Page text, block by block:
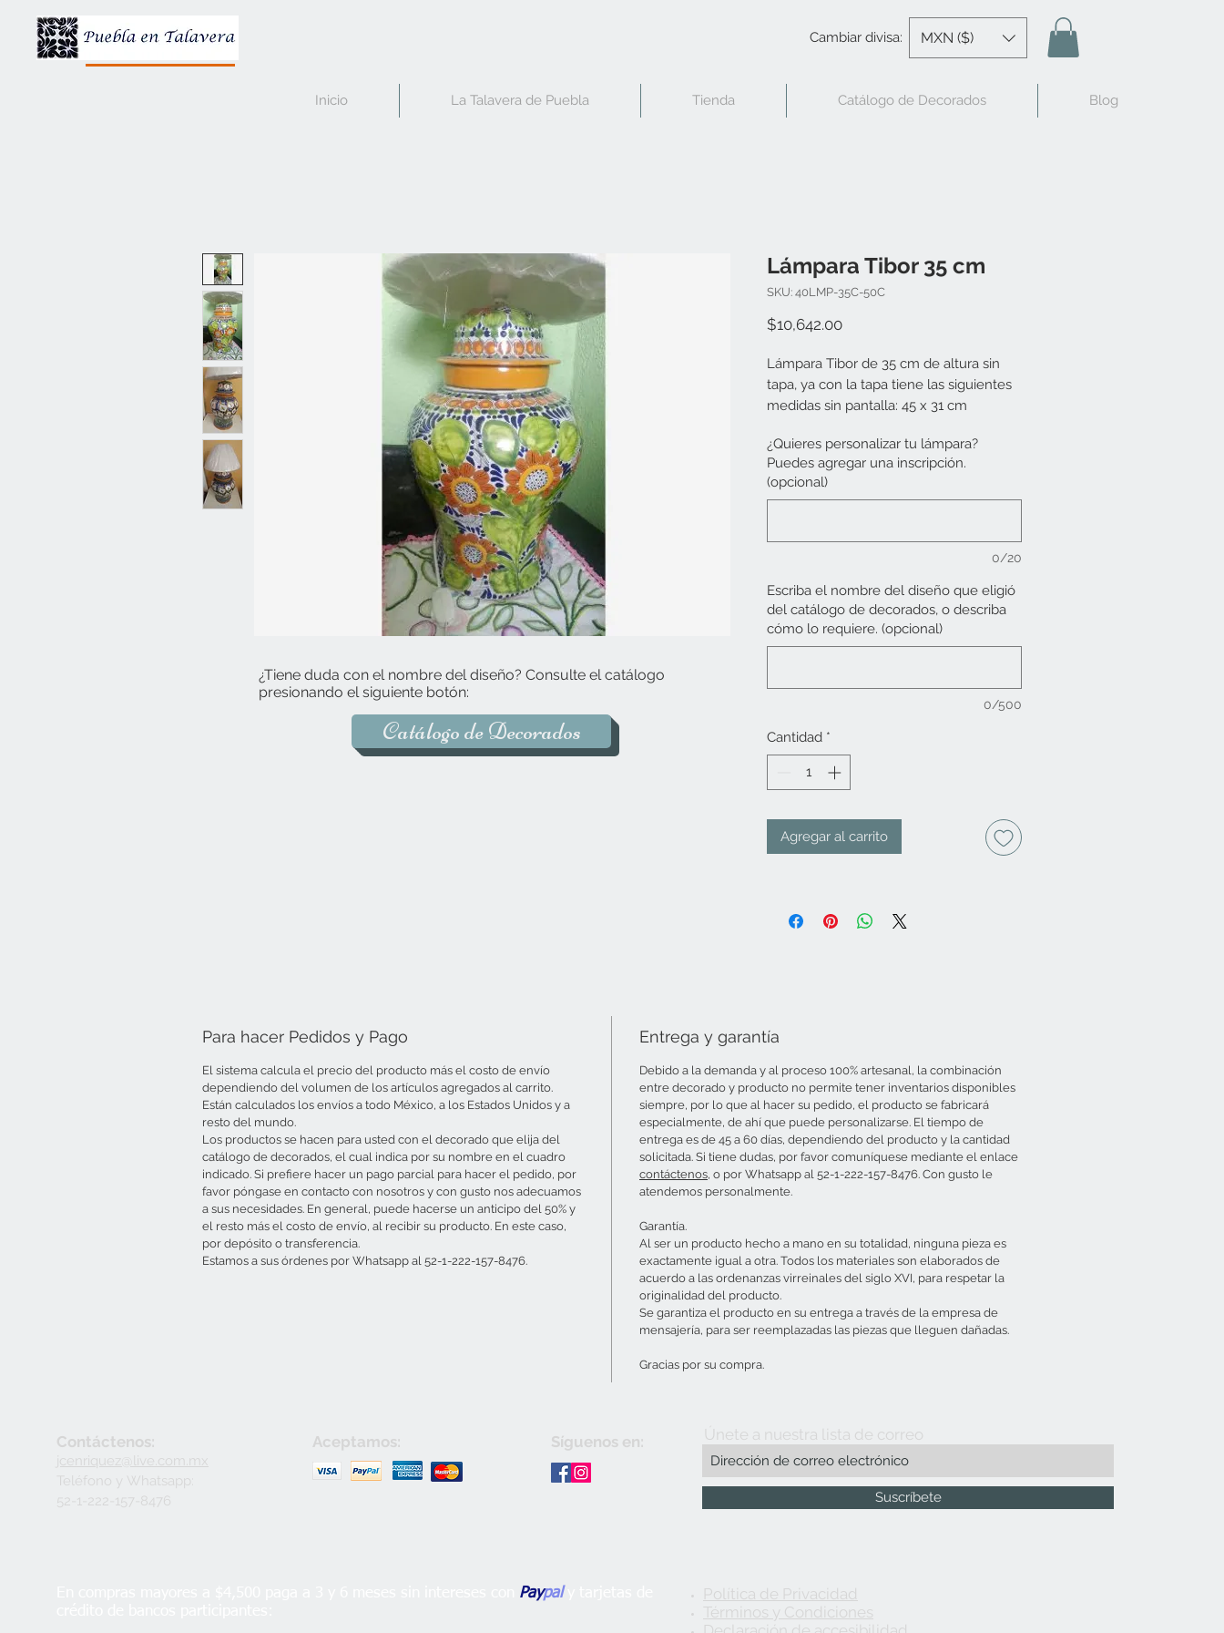
Cambiar divisa: MXN ($)
Inicio La Talavera de Puebla Tienda Catálogo de Decorados Blog
Lámpara Tibor 35 cm
SKU: 40LMP-35C-50C
$10,642.00Precio
Lámpara Tibor de 35 cm de altura sin
tapa, ya con la tapa tiene las siguientes
medidas sin pantalla: 45 x 31 cm
Tiempo de elaboración desde 60 días.
¿Quieres personalizar tu lámpara?
Puedes agregar una inscripción.
(opcional)
0/20
Escriba el nombre del diseño que eligió
del catálogo de decorados, o describa
cómo lo requiere. (opcional)
0/500
Cantidad *
Agregar al carrito
Para hacer Pedidos y Pago
El sistema calcula el precio del producto más el costo de envío
dependiendo del volumen de los artículos agregados al carrito.
Están calculados los envíos a todo México, a los Estados Unidos y a
resto del mundo.
Los productos se hacen para usted con el decorado que elija del
catálogo de decorados, el cual indica por su nombre en el cuadro
indicado. Si prefiere hacer un pago parcial para hacer el pedido, por
favor póngase en contacto con nosotros y con gusto nos adecuamos
a sus necesidades. En general, puede hacerse un anticipo del 50% y
el resto más el costo de envío, al recibir su producto. En este caso,
por depósito o transferencia.
Estamos a sus órdenes por Whatsapp al 52-1-222-157-8476.
Entrega y garantía
Debido a la demanda y al proceso 100% artesanal, la combinación
entre decorado y producto no permite tener inventarios disponibles
siempre, por lo que al hacer su pedido, el producto se fabricará
especialmente, de ahí que puede personalizarse. El tiempo de
entrega es de 45 a 60 días, dependiendo del producto y la cantidad
solicitada. Si tiene dudas, por favor comuníquese mediante el enlace
contáctenos, o por Whatsapp al 52-1-222-157-8476. Con gusto le
atendemos personalmente.
Garantía.
Al ser un producto hecho a mano en su totalidad, ninguna pieza es
exactamente igual a otra. Todos los materiales son elaborados de
acuerdo a las ordenanzas virreinales del siglo XVI, para respetar la
originalidad del producto.
Se garantiza el producto en su entrega a través de la empresa de
mensajería, para ser reemplazadas las piezas que lleguen dañadas.
Gracias por su compra.
¿Tiene duda con el nombre del diseño? Consulte el catálogo
presionando el siguiente botón:
Catálogo de Decorados
Contáctenos:
jcenriquez@live.com.mx
Teléfono y
Whatsapp:
52-1-222-157-8476
Aceptamos: Síguenos en: Únete a nuestra lista de correo
Suscríbete
Paypal
Política de Privacidad
Términos y Condiciones